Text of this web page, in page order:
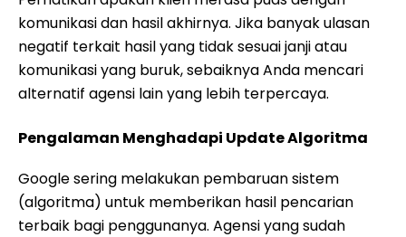
komunikasi dan hasil akhirnya. Jika banyak ulasan
negatif terkait hasil yang tidak sesuai janji atau
komunikasi yang buruk, sebaiknya Anda mencari
alternatif agensi lain yang lebih terpercaya.
Pengalaman Menghadapi Update Algoritma
Google sering melakukan pembaruan sistem
(algoritma) untuk memberikan hasil pencarian
terbaik bagi penggunanya. Agensi yang sudah